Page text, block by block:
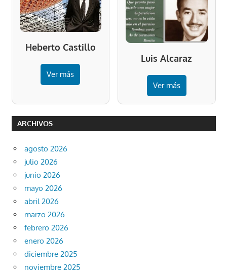
Heberto Castillo
Ver más
Luis Alcaraz
Ver más
ARCHIVOS
agosto 2026
julio 2026
junio 2026
mayo 2026
abril 2026
marzo 2026
febrero 2026
enero 2026
diciembre 2025
noviembre 2025